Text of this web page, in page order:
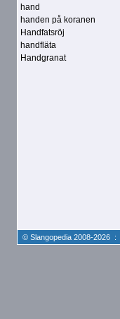
hand
handen på koranen
Handfatsröj
handfläta
Handgranat
© Slangopedia 2008-2026 :